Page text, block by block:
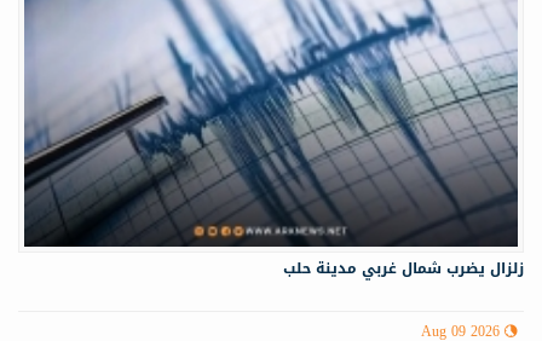
زلزال يضرب شمال غربي ‏مدينة حلب
Aug 09 2026